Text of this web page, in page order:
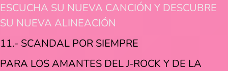
ESCUCHA SU NUEVA CANCIÓN Y DESCUBRE
SU NUEVA ALINEACIÓN
11.- SCANDAL POR SIEMPRE
PARA LOS AMANTES DEL J-ROCK Y DE LA